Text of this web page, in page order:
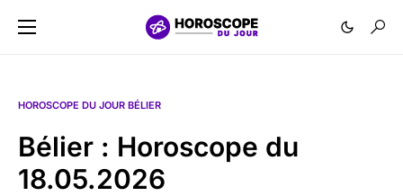
HOROSCOPE DU JOUR BÉLIER
Bélier : Horoscope du
18.05.2026